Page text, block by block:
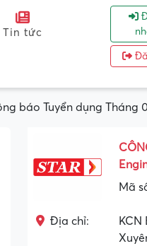
Tin tức
báo Tuyển dụng Tháng
Mã
Địa chỉ:
KCN